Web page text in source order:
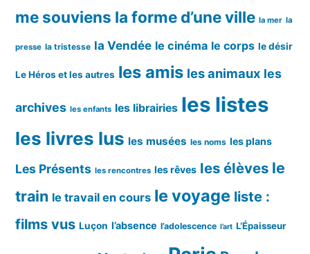
me souviens la forme d’une ville la mer la
presse la tristesse la Vendée le cinéma le corps le désir
Le Héros et les autres les amis les animaux les
archives les enfants les librairies les listes
les livres lus les musées les noms les plans
Les Présents les rencontres les rêves les élèves le
train le travail en cours le voyage liste :
films vus Luçon l’absence l’adolescence l’art L’Épaisseur